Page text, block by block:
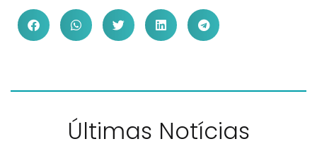
Últimas Notícias